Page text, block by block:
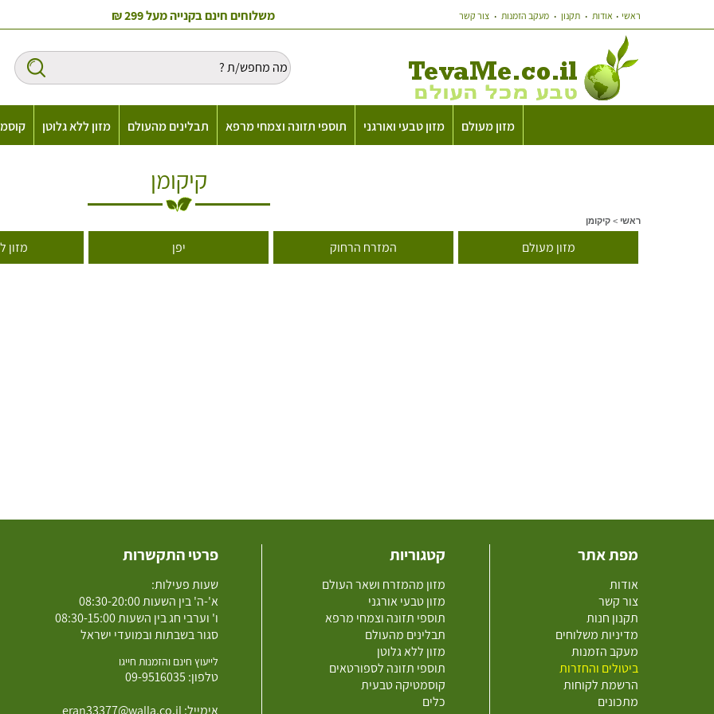
ראשי אודות תקנון מעקב הזמנות צור קשר משלוחים חינם בקנייה מעל 299 ₪
מזון מעולם מזון טבעי ואורגני תוספי תזונה וצמחי מרפא תבלינים מהעולם מזון ללא גלוטן
קיקומן
ראשי > קיקומן
מזון מעולם המזרח הרחוק יפן מזון
מפת אתר
אודות
צור קשר
תקנון חנות
מדיניות משלוחים
מעקב הזמנות
ביטולים והחזרות
הרשמת לקוחות
מתכונים
קטגוריות
מזון מהמזרח ושאר העולם
מזון טבעי אורגני
תוספי תזונה וצמחי מרפא
תבלינים מהעולם
מזון ללא גלוטן
תוספי תזונה לספורטאים
קוסמטיקה טבעית
כלים
פרטי התקשרות
שעות פעילות:
א'-ה' בין השעות 08:30-20:00
ו' וערבי חג בין השעות 08:30-15:00
סגור בשבתות ובמועדי ישראל
לייעוץ חינם והזמנות חייגו
טלפון: 09-9516035
אימייל: eran33377@walla.co.il